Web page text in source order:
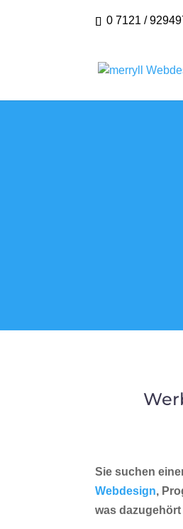
0 7121 /
Sie suchen
Webdesign,
was